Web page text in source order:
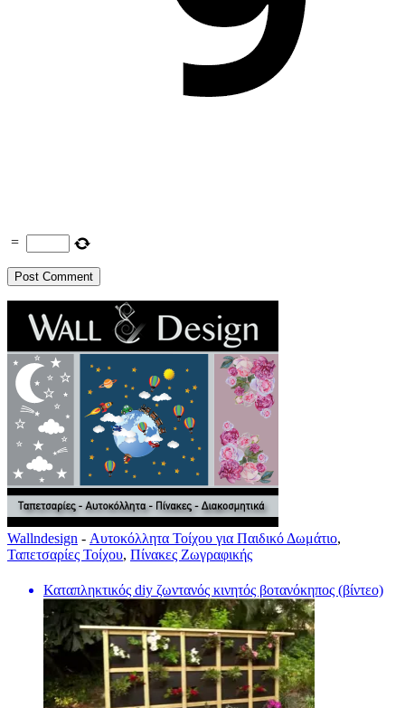
=
Wallndesign - Αυτοκόλλητα Τοίχου για Παιδικό Δωμάτιο,
Ταπετσαρίες Τοίχου, Πίνακες Ζωγραφικής
Καταπληκτικός diy ζωντανός κινητός βοτανόκηπος (βίντεο)